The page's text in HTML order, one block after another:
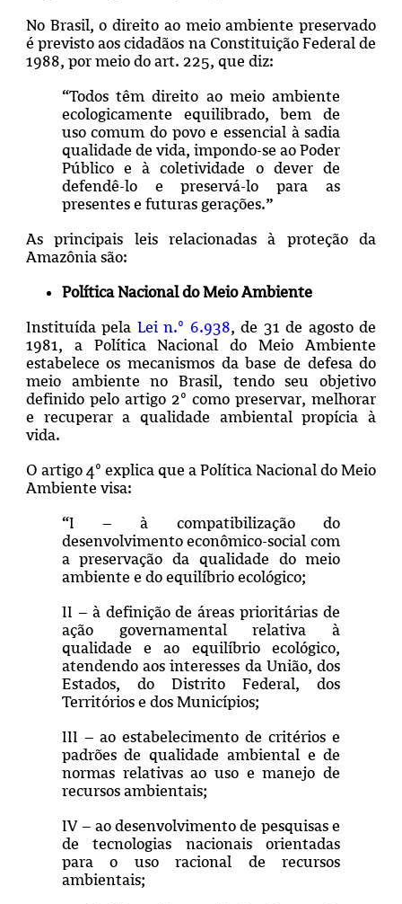
No Brasil, o direito ao meio ambiente preservado
é previsto aos cidadãos na Constituição Federal de
1988, por meio do art. 225, que diz:
“Todos têm direito ao meio ambiente
ecologicamente equilibrado, bem de
uso comum do povo e essencial à sadia
qualidade de vida, impondo-se ao Poder
Público e à coletividade o dever de
defendê-lo e preservá-lo para as
presentes e futuras gerações.”
As principais leis relacionadas à proteção da
Amazônia são:
Política Nacional do Meio Ambiente
Instituída pela Lei n.º 6.938, de 31 de agosto de
1981, a Política Nacional do Meio Ambiente
estabelece os mecanismos da base de defesa do
meio ambiente no Brasil, tendo seu objetivo
definido pelo artigo 2º como preservar, melhorar
e recuperar a qualidade ambiental propícia à
vida.
O artigo 4º explica que a Política Nacional do Meio
Ambiente visa:
“I – à compatibilização do
desenvolvimento econômico-social com
a preservação da qualidade do meio
ambiente e do equilíbrio ecológico;
II – à definição de áreas prioritárias de
ação governamental relativa à
qualidade e ao equilíbrio ecológico,
atendendo aos interesses da União, dos
Estados, do Distrito Federal, dos
Territórios e dos Municípios;
III – ao estabelecimento de critérios e
padrões de qualidade ambiental e de
normas relativas ao uso e manejo de
recursos ambientais;
IV – ao desenvolvimento de pesquisas e
de tecnologias nacionais orientadas
para o uso racional de recursos
ambientais;